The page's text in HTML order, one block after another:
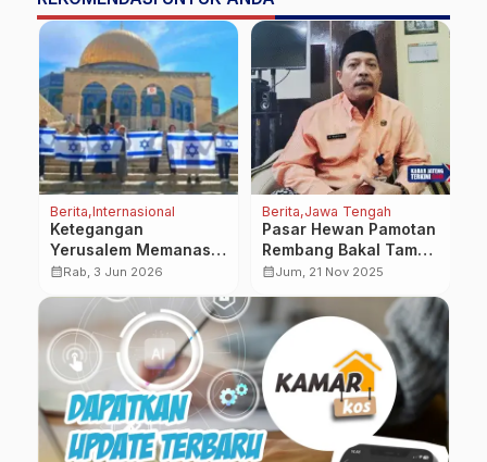
Berita Internasional
Ketegangan
Yerusalem Memanas:
Pemukim Ekstremis
Bendera di Kompleks
Masjid Al-Aqsa
calendar_monthRab, 3 Jun 2026
Berita Jawa Tengah
Pasar Hewan Pamotan
Rembang Bakal Tampil
Lebih Modern
calendar_monthJum, 21 Nov 2025